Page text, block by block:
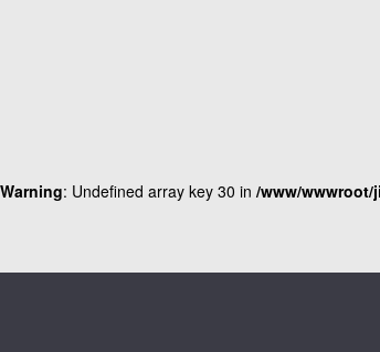
Warning: Undefined array key 30 in /www/